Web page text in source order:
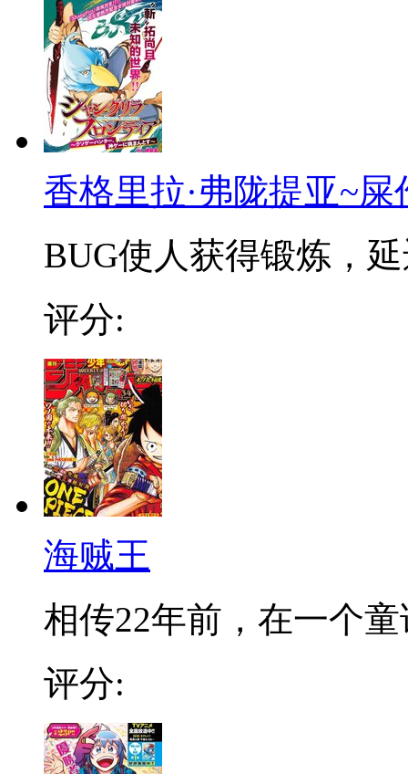
香格里拉·弗陇提亚~
BUG使人获得锻炼，
评分:
海贼王
相传22年前，在一个
评分: